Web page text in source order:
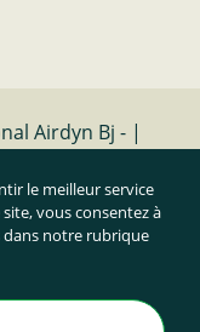
Airdyn Bj - |
port
le meilleur service
vous consentez à
notre rubrique